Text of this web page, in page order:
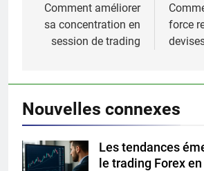
navigation
Comment améliorer
sa concentration en
session de trading
force
Nouvelles connexes
Les tendances
le trading Forex